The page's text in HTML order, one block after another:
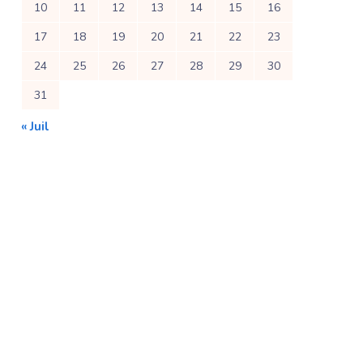
10 11 12 13 14 15
16
17
18 19 20 21 22
23
24
25 26 27 28 29
30
31
« Juil